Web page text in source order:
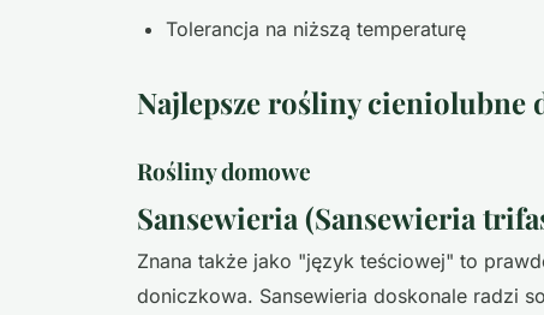
Tolerancja na niższą temperaturę
Najlepsze rośliny cieniolubne
Rośliny domowe
Sansewieria (Sansewieria
Znana także jako "język teściowej" to
doniczkowa. Sansewieria doskonale radzi